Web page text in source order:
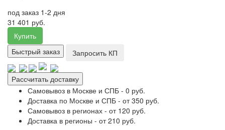
под заказ 1-2 дня
31 401 руб.
Купить
Быстрый заказ
Запросить КП
Рассчитать доставку
Самовывоз в Москве и СПБ - 0 руб.
Доставка по Москве и СПБ - от 350 руб.
Самовывоз в регионах - от 120 руб.
Доставка в регионы - от 210 руб.